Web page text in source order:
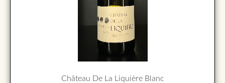
Château De La Liquière Blanc